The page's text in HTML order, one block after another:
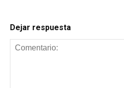
Dejar respuesta